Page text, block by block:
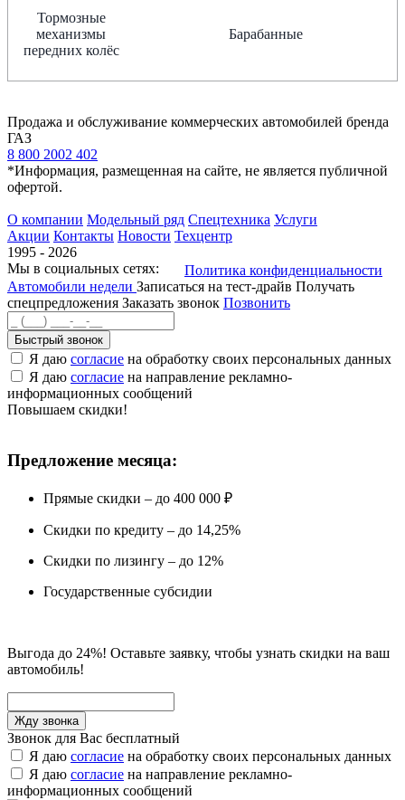
Тормозные
механизмы
передних колёс
Барабанные
Продажа и обслуживание коммерческих автомобилей бренда
ГАЗ
8 800 2002 402
*Информация, размещенная на сайте, не является публичной
офертой.
О компании Модельный ряд Спецтехника Услуги
Акции Контакты Новости Техцентр
1995 - 2026
Мы в социальных сетях:
Политика конфиденциальности
Автомобили недели Записаться на тест-драйв Получать
спецпредложения Заказать звонок Позвонить
Быстрый звонок
Я даю согласие на обработку своих персональных данных
Я даю согласие на направление рекламно-
информационных сообщений
Повышаем скидки!
Предложение месяца:
Прямые скидки – до 400 000 ₽
Скидки по кредиту – до 14,25%
Скидки по лизингу – до 12%
Государственные субсидии
Выгода до 24%! Оставьте заявку, чтобы узнать скидки на ваш
автомобиль!
Звонок для Вас бесплатный
Я даю согласие на обработку своих персональных данных
Я даю согласие на направление рекламно-
информационных сообщений